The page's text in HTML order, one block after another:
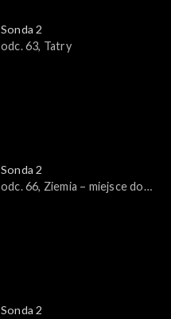
Sonda 2
odc. 63, Tatry
Sonda 2
odc. 66, Ziemia – miejsce do
Sonda 2